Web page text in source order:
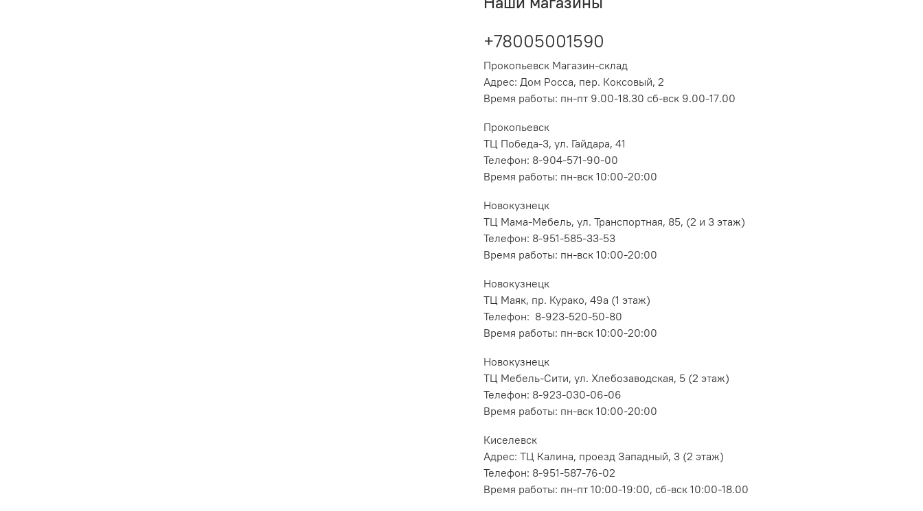
+78005001590
Прокопьевск Магазин-склад
Адрес: Дом Росса, пер. Коксовый, 2
Время работы: пн-пт 9.00-18.30 сб-вск 9.00-17.00
Прокопьевск
ТЦ Победа-3, ул. Гайдара, 41
Телефон: 8-904-571-90-00
Время работы: пн-вск 10:00-20:00
Новокузнецк
ТЦ Мама-Мебель, ул. Транспортная, 85, (2 и 3 этаж)
Телефон: 8-951-585-33-53
Время работы: пн-вск 10:00-20:00
Новокузнецк
ТЦ Маяк, пр. Курако, 49а (1 этаж)
Телефон: 8-923-520-50-80
Время работы: пн-вск 10:00-20:00
Новокузнецк
ТЦ Мебель-Сити, ул. Хлебозаводская, 5 (2 этаж)
Телефон: 8-923-030-06-06
Время работы: пн-вск 10:00-20:00
Киселевск
Адрес: ТЦ Калина, проезд Западный, 3 (2 этаж)
Телефон: 8-951-587-76-02
Время работы: пн-пт 10:00-19:00, сб-вск 10:00-18.00